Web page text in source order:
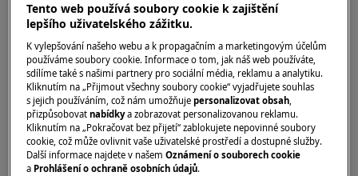
Řešení
Před jakoukoli údržbou vypněte spotřebič a
vytáhněte zástrčku zezásuvky.
Při přemisťování spotřebičů buďte vždy opatrní, u
těžkých spotřebičů je nutné jej přemisťovat dvěma
osobami.
Tento web používá soubory cookie k zajištění
lepšího uživatelského zážitku.
K vylepšování našeho webu a k propagačním a marketingovým účelům
používáme soubory cookie. Informace o tom, jak náš web používáte,
sdílíme také s našimi partnery pro sociální média, reklamu a analytiku.
Kliknutím na „Přijmout všechny soubory cookie“ vyjadřujete souhlas
s jejich používáním, což nám umožňujepersonalizovat obsah,
přizpůsobovatnabídkya zobrazovat personalizovanou reklamu.
Kliknutím na „Pokračovat bez přijetí“ zablokujete nepovinné soubory
cookie, což může ovlivnit vaše uživatelské prostředí a dostupné služby.
Další informace najdete v našemOznámení o souborech cookie
a Prohlášení o ochraně osobních údajů.